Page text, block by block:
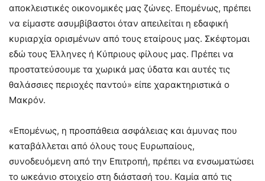
αποκλειστικές οικονομικές μας ζώνες. Επομένως, πρέπει
να είμαστε ασυμβίβαστοι όταν απειλείται η εδαφική
κυριαρχία ορισμένων από τους εταίρους μας. Σκέφτομαι
εδώ τους Έλληνες ή Κύπριους φίλους μας. Πρέπει να
προστατεύσουμε τα χωρικά μας ύδατα και αυτές τις
θαλάσσιες περιοχές παντού» είπε χαρακτηριστικά ο
Μακρόν.
«Επομένως, η προσπάθεια ασφάλειας και άμυνας που
καταβάλλεται από όλους τους Ευρωπαίους,
συνοδευόμενη από την Επιτροπή, πρέπει να ενσωματώσει
το ωκεάνιο στοιχείο στη διάστασή του. Καμία από τις